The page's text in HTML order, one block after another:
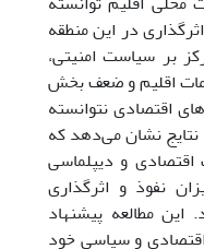
در این منطقه
بر سیاست امنیتی،
اقلیم و ضعف بخش
اقتصادی نتوانسته
نتایج نشان می‌دهد که
اقتصادی و دیپلماسی
نفوذ و اثرگذاری
مطالعه پیشنهاد
و سیاسی خود